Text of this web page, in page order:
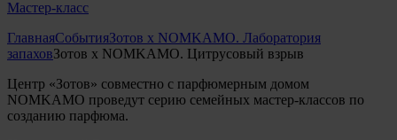
Мастер-класс
ГлавнаяСобытияЗотов х NOMKAMO. Лаборатория
запаховЗотов х NOMKAMO. Цитрусовый взрыв
Центр «Зотов» совместно с парфюмерным домом
NOMKAMO проведут серию семейных мастер-классов по
созданию парфюма.